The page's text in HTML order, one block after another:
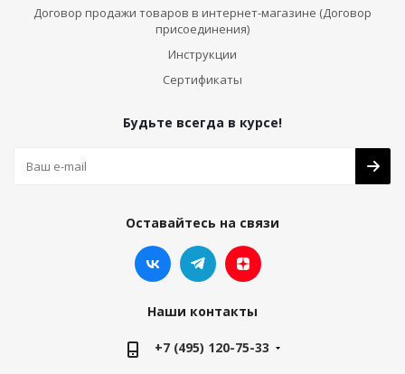
Договор продажи товаров в интернет-магазине (Договор
присоединения)
Инструкции
Сертификаты
Будьте всегда в курсе!
Оставайтесь на связи
Наши контакты
+7 (495) 120-75-33